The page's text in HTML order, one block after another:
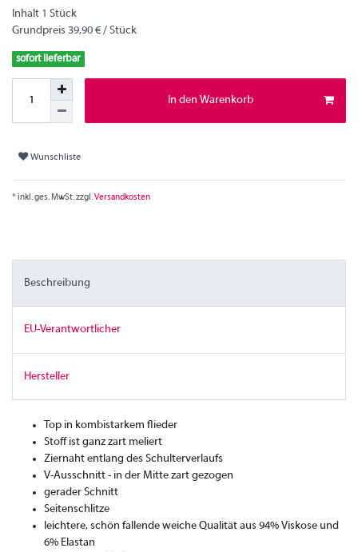
Inhalt 1 Stück
Grundpreis 39,90 € / Stück
sofort lieferbar
In den Warenkorb
Wunschliste
* inkl. ges. MwSt. zzgl.Versandkosten
Beschreibung
EU-Verantwortlicher
Hersteller
Top in kombistarkem flieder
Stoff ist ganz zart meliert
Ziernaht entlang des Schulterverlaufs
V-Ausschnitt - in der Mitte zart gezogen
gerader Schnitt
Seitenschlitze
leichtere, schön fallende weiche Qualität aus 94% Viskose und
6% Elastan